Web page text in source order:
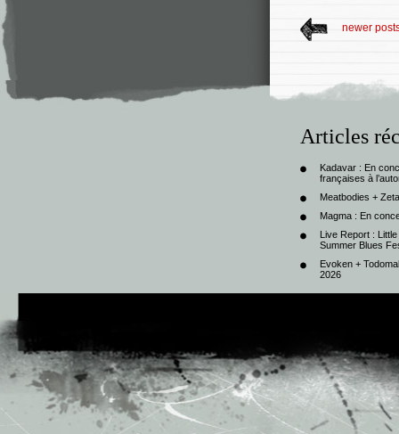
newer
Articles
Kadavar : En
françaises à
Meatbodies +
Magma : En
Live Report :
Summer Blues
Evoken +
2026